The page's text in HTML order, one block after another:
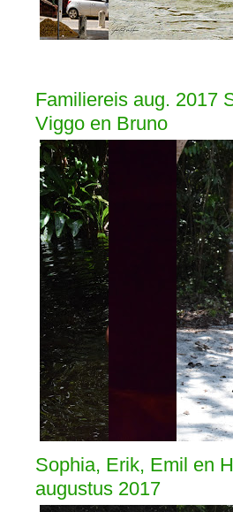
Familiereis aug. 2017
Viggo en Bruno
Sophia, Erik, Emil en
augustus 2017